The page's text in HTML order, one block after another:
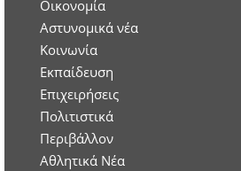
Οικονομία
Aστυνομικά νέα
Κοινωνία
Εκπαίδευση
Επιχειρήσεις
Πολιτιστικά
Περιβάλλον
Αθλητικά Νέα